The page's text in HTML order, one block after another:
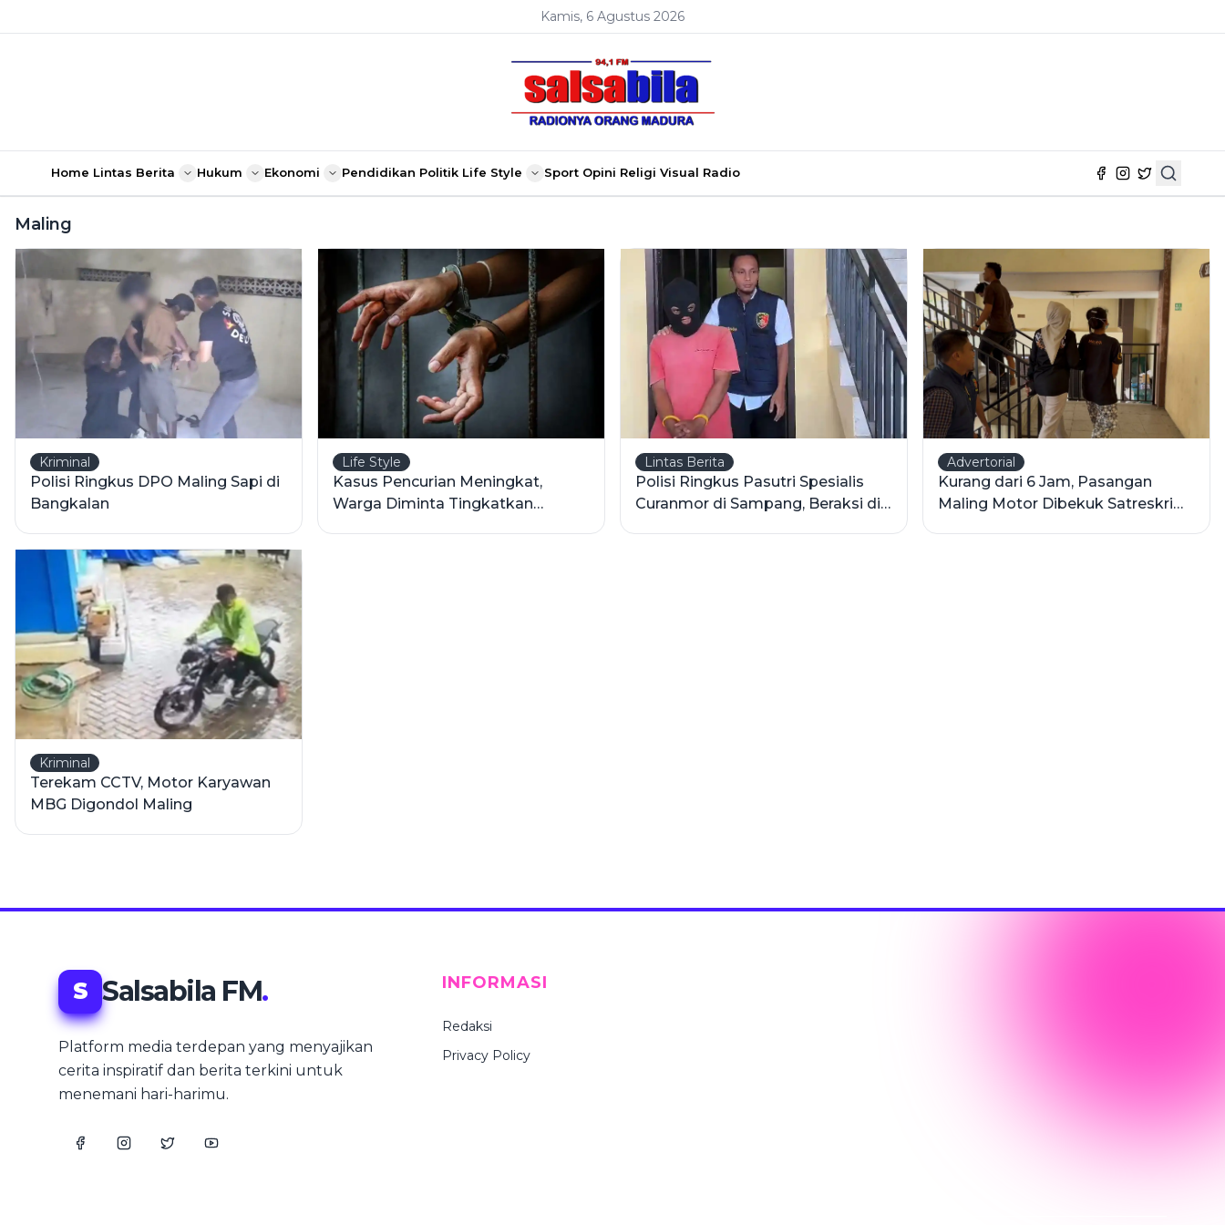
Kamis, 6 Agustus 2026
Home Lintas Berita Hukum Ekonomi Pendidikan Politik Life Style Sport Opini Religi Visual Radio
Maling
Kriminal
Polisi Ringkus DPO Maling Sapi di
Bangkalan
Life Style
Kasus Pencurian Meningkat,
Warga Diminta Tingkatkan
Lintas Berita
Polisi Ringkus Pasutri Spesialis
Curanmor di Sampang, Beraksi di
Advertorial
Kurang dari 6 Jam, Pasangan
Maling Motor Dibekuk Satreskrim
Kriminal
Terekam CCTV, Motor Karyawan
MBG Digondol Maling
S Salsabila FM.
Platform media terdepan yang menyajikan
cerita inspiratif dan berita terkini untuk
menemani hari-harimu.
INFORMASI
Redaksi
Privacy Policy